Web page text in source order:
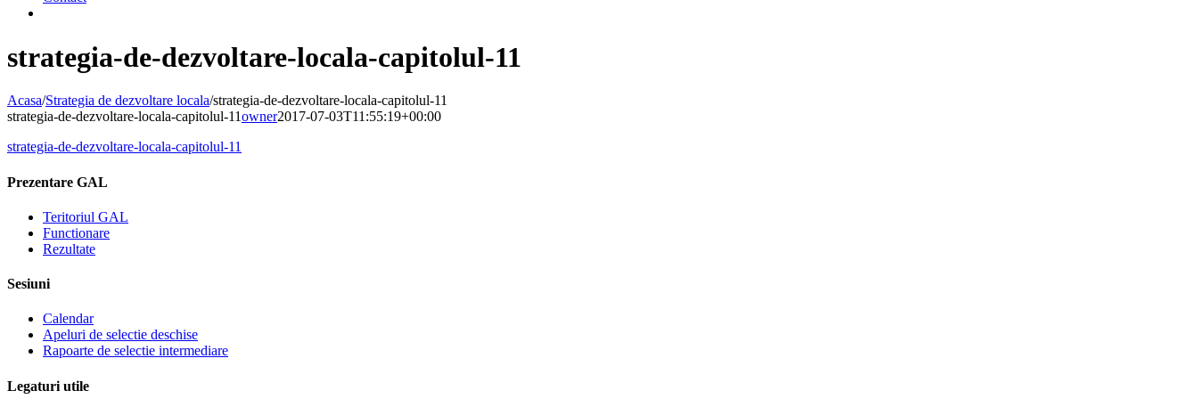
strategia-de-dezvoltare-locala-capitolul-11
Acasa/Strategia de dezvoltare locala/strategia-de-dezvoltare-locala-capitolul-11
strategia-de-dezvoltare-locala-capitolul-11owner2017-07-03T11:55:19+00:00
strategia-de-dezvoltare-locala-capitolul-11
Prezentare GAL
Teritoriul GAL
Functionare
Rezultate
Sesiuni
Calendar
Apeluri de selectie deschise
Rapoarte de selectie intermediare
Legaturi utile